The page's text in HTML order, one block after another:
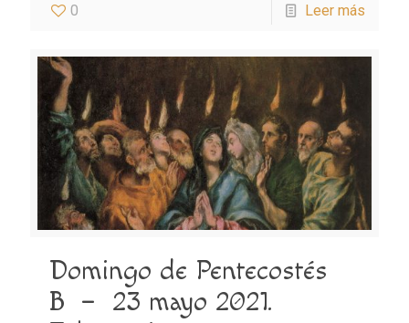
0 Leer más
Domingo de Pentecostés
B – 23 mayo 2021.